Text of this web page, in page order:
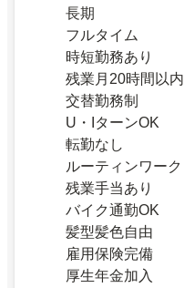
長期
フルタイム
時短勤務あり
残業月20時間以内
交替勤務制
U・IターンOK
転勤なし
ルーティンワーク
残業手当あり
バイク通勤OK
髪型髪色自由
雇用保険完備
厚生年金加入